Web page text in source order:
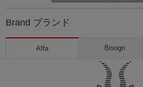
Brand ブランド
Affa Bisogn